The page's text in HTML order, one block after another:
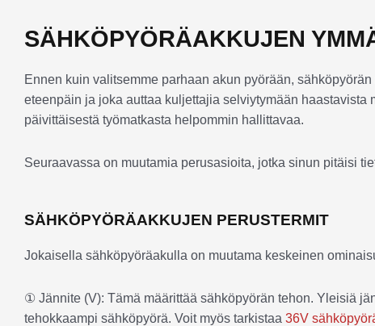
SÄHKÖPYÖRÄAKKUJEN
Ennen kuin valitsemme parhaan akun pyörään,
eteenpäin ja joka auttaa kuljettajia selviytymään
päivittäisestä työmatkasta helpommin hallittavaa.
Seuraavassa on muutamia perusasioita, jotka sinun pitäisi
SÄHKÖPYÖRÄAKKUJEN PERUSTERMIT
Jokaisella sähköpyöräakulla on muutama keskeinen
① Jännite (V): Tämä määrittää sähköpyörän tehon. Yleisiä
tehokkaampi sähköpyörä. Voit myös tarkistaa 36V